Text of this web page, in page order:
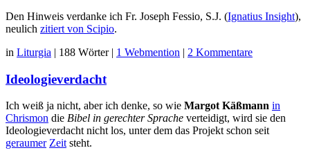
Den Hinweis verdanke ich Fr. Joseph Fessio, S.J. (Ignatius Insight),
neulich zitiert von Scipio.
in Liturgia | 188 Wörter | 1 Webmention | 2 Kommentare
Ideologieverdacht
Ich weiß ja nicht, aber ich denke, so wie Margot Käßmann in
Chrismon die Bibel in gerechter Sprache verteidigt, wird sie den
Ideologieverdacht nicht los, unter dem das Projekt schon seit
geraumer Zeitsteht.